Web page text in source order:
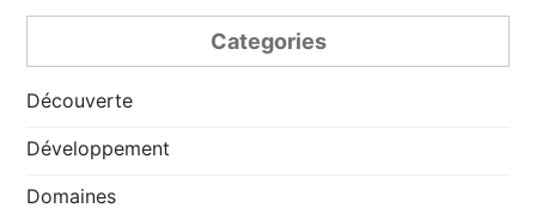
Categories
Découverte
Développement
Domaines